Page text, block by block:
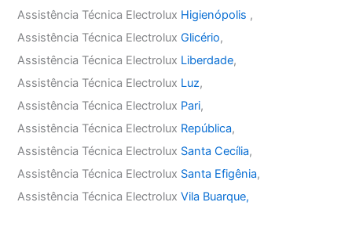
Assistência Técnica Electrolux Higienópolis ,
Assistência Técnica ElectroluxGlicério,
Assistência Técnica Electrolux Liberdade,
Assistência Técnica Electrolux Luz,
Assistência Técnica Electrolux Pari,
Assistência Técnica Electrolux República,
Assistência Técnica Electrolux Santa Cecília,
Assistência Técnica Electrolux Santa Efigênia,
Assistência Técnica ElectroluxVila Buarque,